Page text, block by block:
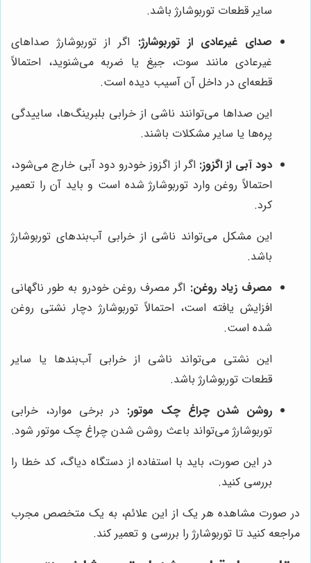
سایر قطعات توربوشارژ باشد.
صدای غیرعادی از توربوشارژ: اگر از توربوشارژ صداهای
غیرعادی مانند سوت، جیغ یا ضربه می‌شنوید، احتمالاً
قطعه‌ای در داخل آن آسیب دیده است.
این صداها می‌توانند ناشی از خرابی بلبرینگ‌ها، ساییدگی
پره‌ها یا سایر مشکلات باشند.
دود آبی از اگزوز: اگر از اگزوز خودرو دود آبی خارج می‌شود،
احتمالاً روغن وارد توربوشارژ شده است و باید آن را تعمیر
کرد.
این مشکل می‌تواند ناشی از خرابی آب‌بندهای توربوشارژ
باشد.
مصرف زیاد روغن: اگر مصرف روغن خودرو به طور ناگهانی
افزایش یافته است، احتمالاً توربوشارژ دچار نشتی روغن
شده است.
این نشتی می‌تواند ناشی از خرابی آب‌بندها یا سایر
قطعات توربوشارژ باشد.
روشن شدن چراغ چک موتور: در برخی موارد، خرابی
توربوشارژ می‌تواند باعث روشن شدن چراغ چک موتور شود.
در این صورت، باید با استفاده از دستگاه دیاگ، کد خطا را
بررسی کنید.
در صورت مشاهده هر یک از این علائم، به یک متخصص مجرب
مراجعه کنید تا توربوشارژ را بررسی و تعمیر کند.